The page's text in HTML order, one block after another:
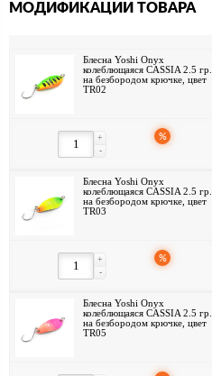
МОДИФИКАЦИИ ТОВАРА
Блесна Yoshi Onyx
колеблющаяся CASSIA 2.5 гр.
на безбородом крючке, цвет
TR02
-
+ %
Блесна Yoshi Onyx
колеблющаяся CASSIA 2.5 гр.
на безбородом крючке, цвет
TR03
-
+ %
Блесна Yoshi Onyx
колеблющаяся CASSIA 2.5 гр.
на безбородом крючке, цвет
TR05